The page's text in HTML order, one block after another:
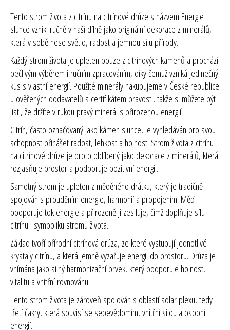
Tento strom života z citrínu na citrínové drúze s názvem Energie
slunce vznikl ručně v naší dílně jako originální dekorace z minerálů,
která v sobě nese světlo, radost a jemnou sílu přírody.
Každý strom života je upleten pouze z citrínových kamenů a prochází
pečlivým výběrem i ručním zpracováním, díky čemuž vzniká jedinečný
kus s vlastní energií. Použité minerály nakupujeme v České republice
u ověřených dodavatelů s certifikátem pravosti, takže si můžete být
jisti, že držíte v rukou pravý minerál s přirozenou energií.
Citrín, často označovaný jako kámen slunce, je vyhledáván pro svou
schopnost přinášet radost, lehkost a hojnost. Strom života z citrínu
na citrínové drúze je proto oblíbený jako dekorace z minerálů, která
rozjasňuje prostor a podporuje pozitivní energii.
Samotný strom je upleten z měděného drátku, který je tradičně
spojován s prouděním energie, harmonií a propojením. Měď
podporuje tok energie a přirozeně ji zesiluje, čímž doplňuje sílu
citrínu i symboliku stromu života.
Základ tvoří přírodní citrínová drúza, ze které vystupují jednotlivé
krystaly citrínu, a která jemně vyzařuje energii do prostoru. Drúza je
vnímána jako silný harmonizační prvek, který podporuje hojnost,
vitalitu a vnitřní rovnováhu.
Tento strom života je zároveň spojován s oblastí solar plexu, tedy
třetí čakry, která souvisí se sebevědomím, vnitřní silou a osobní
energií.